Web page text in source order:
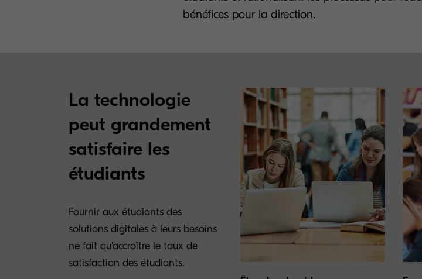
bénéfices pour la direction.
La technologie
peut grandement
satisfaire les
étudiants
Fournir aux étudiants des
solutions digitales à leurs besoins
ne fait qu'accroître le taux de
satisfaction des étudiants.